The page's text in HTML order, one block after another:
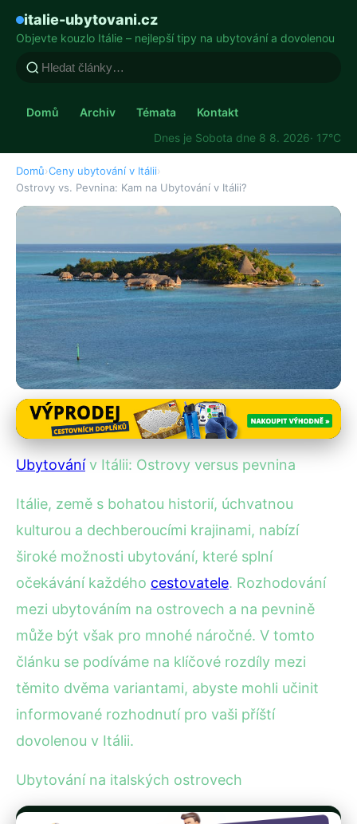
italie-ubytovani.cz
Objevte kouzlo Itálie – nejlepší tipy na ubytování a dovolenou
Domů Archiv Témata
Kontakt
Dnes je Sobota dne 8 8. 2026· 17°C
Domů›Ceny ubytování v Itálii›
Ostrovy vs. Pevnina: Kam na Ubytování v Itálii?
Ceny ubytování v Itálii
Ostrovy vs. Pevnina: Kam na
Ubytování v Itálii?
28. 7. 2025 · 4 min čtení · Autor: Kristián Novotný
Ubytovánív Itálii: Ostrovy versus pevnina
Itálie, země s bohatou historií, úchvatnou
kulturou a dechberoucími krajinami, nabízí
široké možnosti ubytování, které splní
očekávání každého cestovatele. Rozhodování
mezi ubytováním na ostrovech a na pevnině
může být však pro mnohé náročné. V tomto
článku se podíváme na klíčové rozdíly mezi
těmito dvěma variantami, abyste mohli učinit
informované rozhodnutí pro vaši příští
dovolenou v Itálii.
Ubytování na italských ostrovech